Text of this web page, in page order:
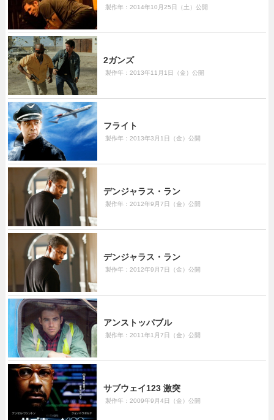
製作年：2014年10月25日（土）公開
2ガンズ
製作年：2013年11月1日（金）公開
フライト
製作年：2013年3月1日（金）公開
デンジャラス・ラン
製作年：2012年9月7日（金）公開
デンジャラス・ラン
製作年：2012年9月7日（金）公開
アンストッパブル
製作年：2011年1月7日（金）公開
サブウェイ123 激突
製作年：2009年9月4日（金）公開